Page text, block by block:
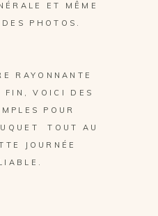
ET MÊME
PHOTOS.
RAYONNANTE
FIN, VOICI DES
POUR
TOUT AU
JOURNÉE